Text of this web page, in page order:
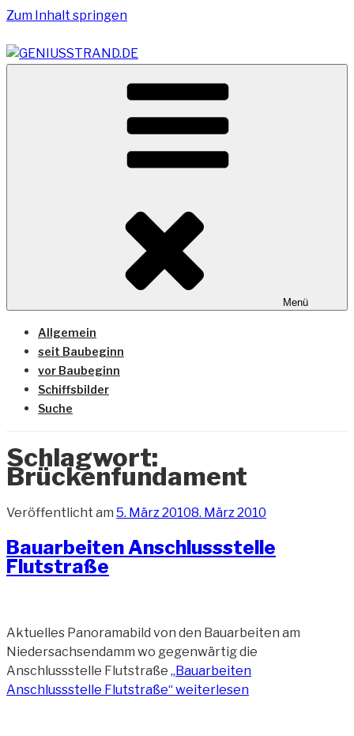
Zum Inhalt springen
GENIUSSTRAND.DE
Vom Geniusstrand zum JadeWeserPort/Container
Terminal Wilhelmshaven
Menü
Allgemein
seit Baubeginn
vor Baubeginn
Schiffsbilder
Suche
Schlagwort:
Brückenfundament
Veröffentlicht am 5. März 20108. März 2010
Bauarbeiten Anschlussstelle
Flutstraße
Aktuelles Panoramabild von den Bauarbeiten am
Niedersachsendamm wo gegenwärtig die
Anschlussstelle Flutstraße „Bauarbeiten
Anschlussstelle Flutstraße“weiterlesen